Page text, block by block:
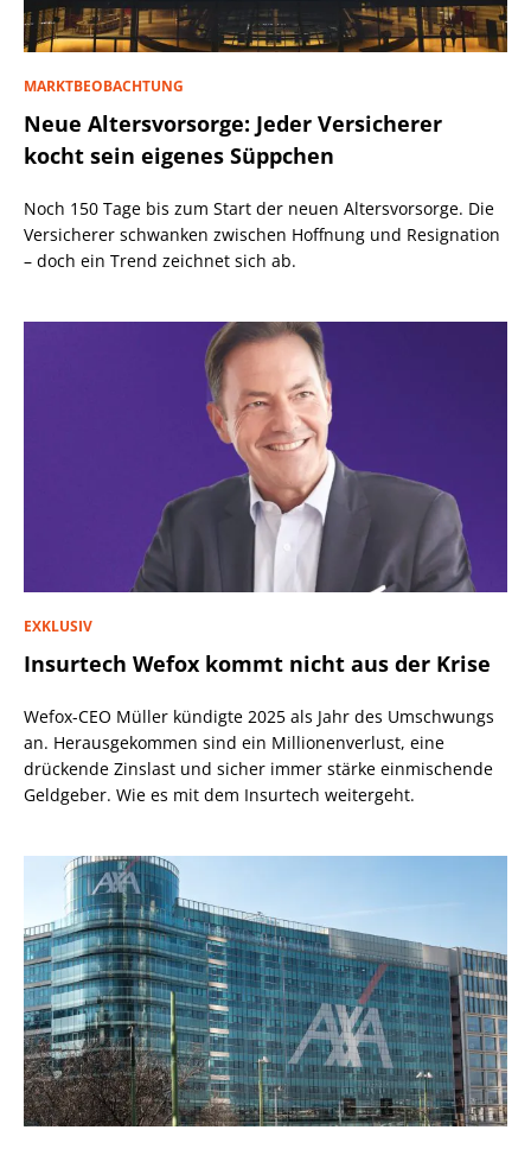
MARKTBEOBACHTUNG
Neue Altersvorsorge: Jeder Versicherer
kocht sein eigenes Süppchen
Noch 150 Tage bis zum Start der neuen Altersvorsorge. Die
Versicherer schwanken zwischen Hoffnung und Resignation
– doch ein Trend zeichnet sich ab.
EXKLUSIV
Insurtech Wefox kommt nicht aus der Krise
Wefox-CEO Müller kündigte 2025 als Jahr des Umschwungs
an. Herausgekommen sind ein Millionenverlust, eine
drückende Zinslast und sicher immer stärke einmischende
Geldgeber. Wie es mit dem Insurtech weitergeht.